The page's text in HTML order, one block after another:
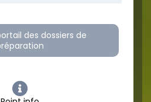
des dossiers de